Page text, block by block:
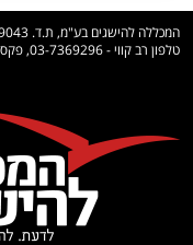
המכללה להישגים בע"מ, ת.ד. 9043 רמת-גן 52190
טלפון רב קווי - 03-7369296, פקס - 03-5350902